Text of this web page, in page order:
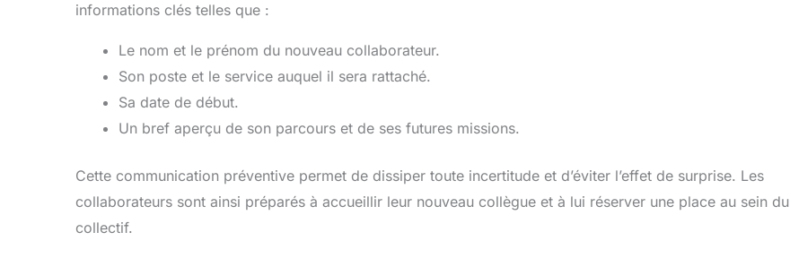
informations clés telles que :
Le nom et le prénom du nouveau collaborateur.
Son poste et le service auquel il sera rattaché.
Sa date de début.
Un bref aperçu de son parcours et de ses futures missions.
Cette communication préventive permet de dissiper toute incertitude et d’éviter l’effet de surprise. Les
collaborateurs sont ainsi préparés à accueillir leur nouveau collègue et à lui réserver une place au sein du
collectif.